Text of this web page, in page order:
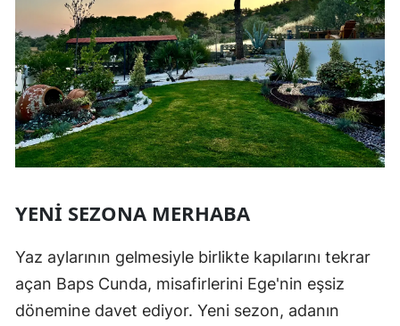
YENI SEZONA MERHABA
Yaz aylarının gelmesiyle birlikte kapılarını tekrar
açan Baps Cunda, misafirlerini Ege'nin eşsiz
dönemine davet ediyor. Yeni sezon, adanın